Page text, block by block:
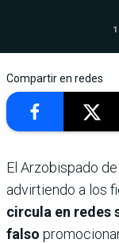
Compartir en redes
El Arzobispado
advirtiendo a los
circula en redes
falso